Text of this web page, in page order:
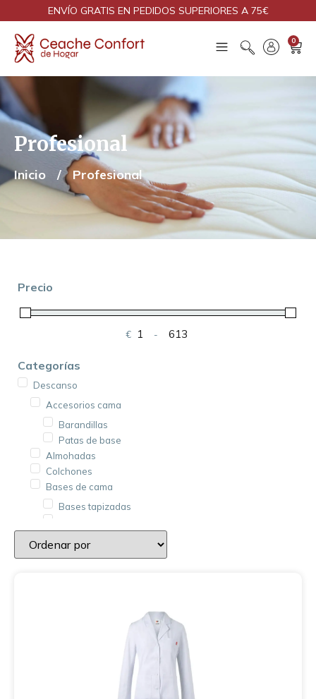
ENVÍO GRATIS EN PEDIDOS SUPERIORES A 75€
0
Profesional
Inicio / Profesional
Precio
€
Minimum Price
-
Maximum Price
Categorías
Descanso
Accesorios cama
Barandillas
Patas de base
Almohadas
Colchones
Bases de cama
Bases tapizadas
Cojines
Ropa de cama
Fundas de almohada
Sábanas encimeras